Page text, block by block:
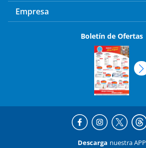
Empresa
Boletín de Ofertas
Descarga nuestra APP